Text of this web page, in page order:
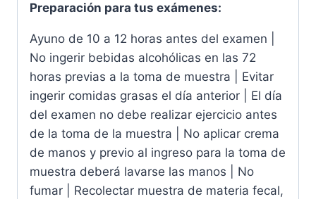
Preparación para tus exámenes:
Ayuno de 10 a 12 horas antes del examen |
No ingerir bebidas alcohólicas en las 72
horas previas a la toma de muestra | Evitar
ingerir comidas grasas el día anterior | El día
del examen no debe realizar ejercicio antes
de la toma de la muestra | No aplicar crema
de manos y previo al ingreso para la toma de
muestra deberá lavarse las manos | No
fumar | Recolectar muestra de materia fecal,